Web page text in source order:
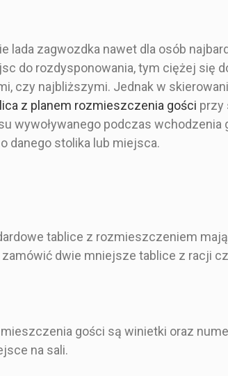
lada zagwozdka nawet dla osób
do rozdysponowania, tym ciężej się
czy najbliższymi. Jednak w
z planem rozmieszczenia gości przy
wywoływanego podczas
danego stolika lub miejsca.
tablice z rozmieszczeniem
dwie mniejsze tablice z racji
gości są winietki oraz
na sali.
Malowany
Prosty i
Zielony
Prostokąt
Tablicę z
papierze
Rozpiska stołów